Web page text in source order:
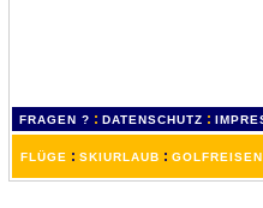
FRAGEN ? : DATENSCHUTZ :
FLÜGE : SKIURLAUB : GOLFREISEN